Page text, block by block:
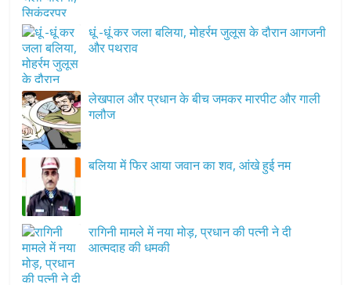
धूं -धूं कर जला बलिया, मोहर्रम जुलूस के दौरान आगजनी
और पथराव
लेखपाल और प्रधान के बीच जमकर मारपीट और गाली
गलौज
बलिया में फिर आया जवान का शव, आंखे हुई नम
रागिनी मामले में नया मोड़, प्रधान की पत्नी ने दी
आत्मदाह की धमकी